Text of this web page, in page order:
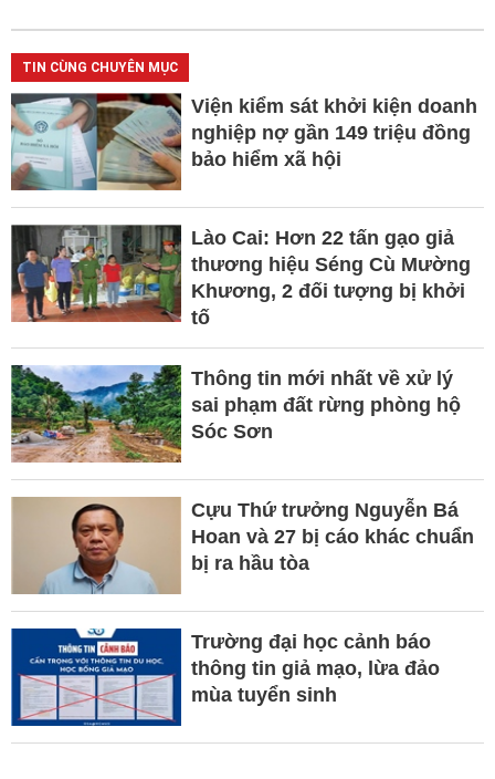
TIN CÙNG CHUYÊN MỤC
Viện kiểm sát khởi kiện doanh
nghiệp nợ gần 149 triệu đồng
bảo hiểm xã hội
Lào Cai: Hơn 22 tấn gạo giả
thương hiệu Séng Cù Mường
Khương, 2 đối tượng bị khởi
tố
Thông tin mới nhất về xử lý
sai phạm đất rừng phòng hộ
Sóc Sơn
Cựu Thứ trưởng Nguyễn Bá
Hoan và 27 bị cáo khác chuẩn
bị ra hầu tòa
Trường đại học cảnh báo
thông tin giả mạo, lừa đảo
mùa tuyển sinh